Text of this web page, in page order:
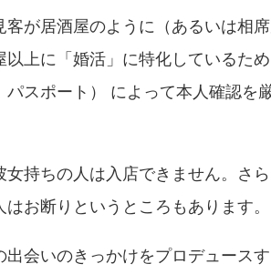
が居酒屋のように（あるいは相
上に「婚活」に特化しているた
スポート） によって本人確認を
持ちの人は入店できません。さ
お断りというところもあります。
会いのきっかけをプロデュース